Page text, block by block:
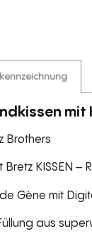
Brothers
KISSEN –
Gène mit
aus